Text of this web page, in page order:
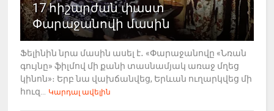
17 հիշարժան փաստ
Փարաջանովի մասին
Ֆելինին նրա մասին ասել է․ «Փարաջանովը «Նռան
գույնը» ֆիլմով մի քանի տասնամյակ առաջ մղեց
կինոն»։ Երբ նա վախճանվեց, Երևան ուղարկվեց մի
հուզ...
Կարդալ ավելին